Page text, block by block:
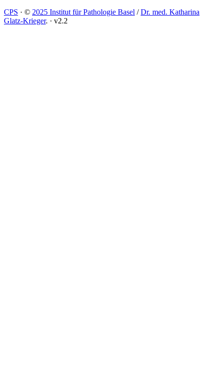
CPS · © 2025 Institut für Pathologie Basel /Dr. med. Katharina
Glatz-Krieger. · v2.2